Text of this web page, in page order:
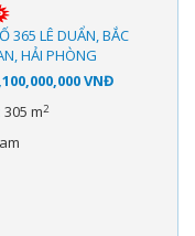
365 LÊ DUẨN, BẮC
HẢI PHÒNG
VNĐ
305 m2